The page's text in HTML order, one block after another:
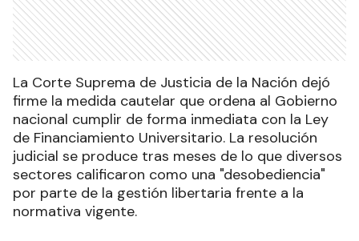
La Corte Suprema de Justicia de la Nación dejó
firme la medida cautelar que ordena al Gobierno
nacional cumplir de forma inmediata con la Ley
de Financiamiento Universitario. La resolución
judicial se produce tras meses de lo que diversos
sectores calificaron como una "desobediencia"
por parte de la gestión libertaria frente a la
normativa vigente.